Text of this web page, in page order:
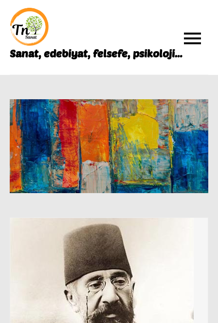
content
Sanat, edebiyat, felsefe, psikoloji…